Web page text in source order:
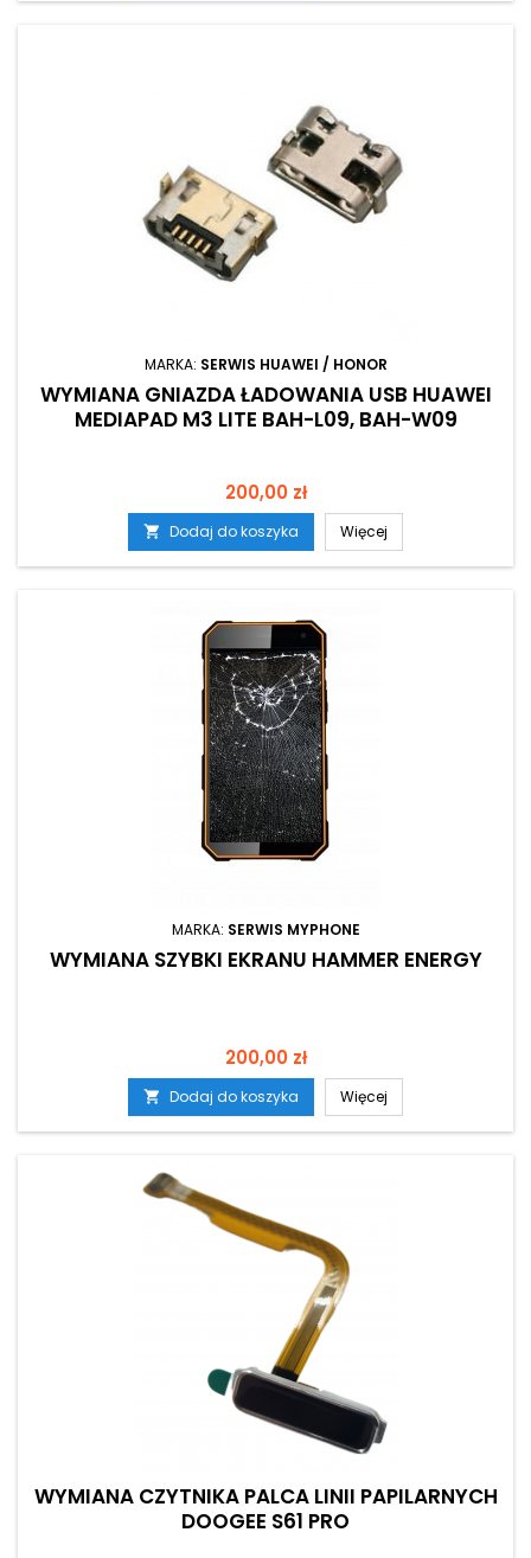
MARKA: SERWIS HUAWEI / HONOR
WYMIANA GNIAZDA ŁADOWANIA USB HUAWEI
MEDIAPAD M3 LITE BAH-L09, BAH-W09
Cena
200,00 zł
 Dodaj do koszyka Więcej
MARKA: SERWIS MYPHONE
WYMIANA SZYBKI EKRANU HAMMER ENERGY
Cena
200,00 zł
 Dodaj do koszyka Więcej
WYMIANA CZYTNIKA PALCA LINII PAPILARNYCH
DOOGEE S61 PRO